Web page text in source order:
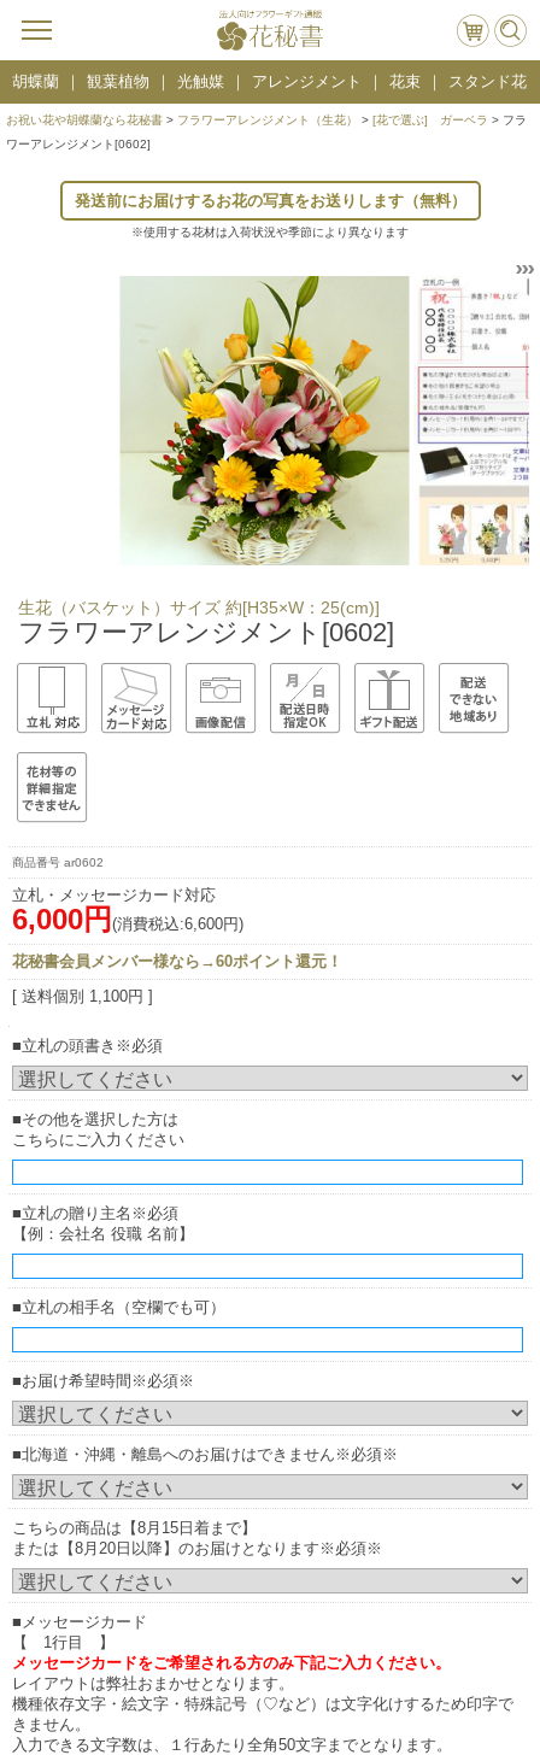
胡蝶蘭 観葉植物 光触媒 アレンジメント 花束 スタンド花
お祝い花や胡蝶蘭なら花秘書 > フラワーアレンジメント（生花） > [花で選ぶ] ガーベラ > フラ
ワーアレンジメント[0602]
発送前にお届けするお花の写真をお送りします（無料）
※使用する花材は入荷状況や季節により異なります
生花（バスケット）サイズ 約[H35×W：25(cm)]
フラワーアレンジメント[0602]
ar0602
立札・メッセージカード対応
6,000円 (消費税込:6,600円)
花秘書会員メンバー様なら→60ポイント還元！
[ 送料個別 1,100円 ]
■立札の頭書き※必須
■その他を選択した方は
こちらにご入力ください
■立札の贈り主名※必須
【例：会社名 役職 名前】
■立札の相手名（空欄でも可）
■お届け希望時間※必須※
■北海道・沖縄・離島へのお届けはできません※必須※
こちらの商品は【8月15日着まで】
または【8月20日以降】のお届けとなります※必須※
■メッセージカード
【 1行目 】
メッセージカードをご希望される方のみ下記ご入力ください。
レイアウトは弊社おまかせとなります。
機種依存文字・絵文字・特殊記号（♡など）は文字化けするため印字で
きません。
入力できる文字数は、１行あたり全角50文字までとなります。